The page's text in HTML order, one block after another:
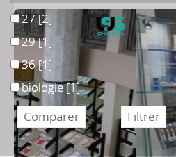
2727[2]
2929[1]
3636[1]
biologie
biologie[1]